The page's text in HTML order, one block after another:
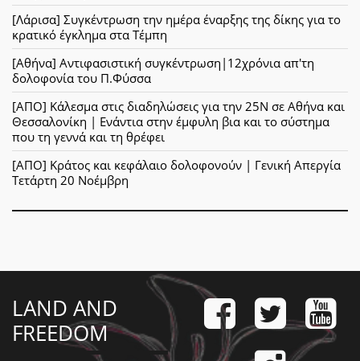
[Λάρισα] Συγκέντρωση την ημέρα έναρξης της δίκης για το
κρατικό έγκλημα στα Τέμπη
[Αθήνα] Αντιφασιστική συγκέντρωση|12χρόνια απ'τη
δολοφονία του Π.Φύσσα
[ΑΠΟ] Κάλεσμα στις διαδηλώσεις για την 25Ν σε Αθήνα και
Θεσσαλονίκη | Ενάντια στην έμφυλη βια και το σύστημα
που τη γεννά και τη θρέφει
[ΑΠΟ] Κράτος και κεφάλαιο δολοφονούν | Γενική Απεργία
Τετάρτη 20 Νοέμβρη
LAND AND
FREEDOM